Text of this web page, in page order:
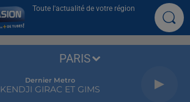
Toute l'actualité de votre région
Dernier Metro
KENDJI GIRAC ET GIMS
PARIS